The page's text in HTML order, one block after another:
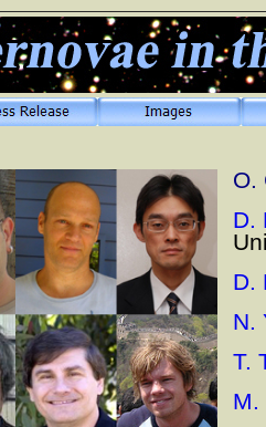
O.
D.
D.
N.
T.
M.